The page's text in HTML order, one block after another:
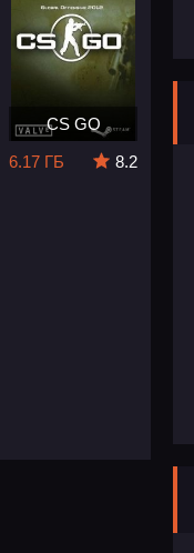
CS GO
6.17 ГБ
8.2